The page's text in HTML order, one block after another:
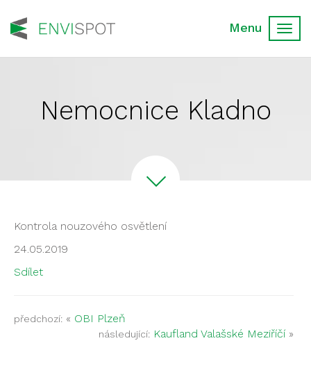
Nemocnice Kladno
Kontrola nouzového osvětlení
24.05.2019
Sdílet
předchozí: « OBI Plzeň
následující: Kaufland Valašské Meziříčí »